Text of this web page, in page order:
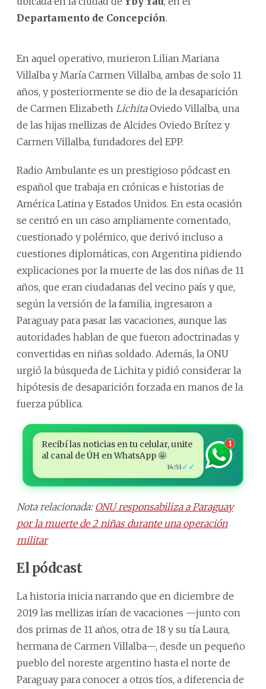
Departamento de Concepción.
En aquel operativo, murieron Lilian Mariana
Villalba y María Carmen Villalba, ambas de solo 11
años, y posteriormente se dio de la desaparición
de Carmen Elizabeth LichitaOviedo Villalba, una
de las hijas mellizas de Alcides Oviedo Brítez y
Carmen Villalba, fundadores del EPP.
Radio Ambulante es un prestigioso pódcast en
español que trabaja en crónicas e historias de
América Latina y Estados Unidos. En esta ocasión
se centró en un caso ampliamente comentado,
cuestionado y polémico, que derivó incluso a
cuestiones diplomáticas, con Argentina pidiendo
explicaciones por la muerte de las dos niñas de 11
años, que eran ciudadanas del vecino país y que,
según la versión de la familia, ingresaron a
Paraguay para pasar las vacaciones, aunque las
autoridades hablan de que fueron adoctrinadas y
convertidas en niñas soldado. Además, la ONU
urgió la búsqueda de Lichita y pidió considerar la
hipótesis de desaparición forzada en manos de la
fuerza pública.
Recibí las noticias en tu celular, unite
al canal de ÚH en WhatsApp 🤩
14:51 ✓✓
1
Nota relacionada: ONU responsabiliza a Paraguay
por la muerte de 2 niñas durante una operación
militar
El pódcast
La historia inicia narrando que en diciembre de
2019 las mellizas irían de vacaciones —junto con
dos primas de 11 años, otra de 18 y su tía Laura,
hermana de Carmen Villalba—, desde un pequeño
pueblo del noreste argentino hasta el norte de
Paraguay para conocer a otros tíos, a diferencia de